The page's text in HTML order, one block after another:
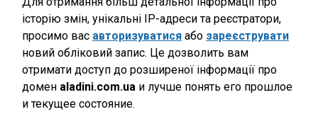
історію змін, унікальні IP-адреси та реєстратори,
просимо вас авторизуватися або зареєструвати
новий обліковий запис. Це дозволить вам
отримати доступ до розширеної інформації про
домен aladini.com.ua и лучше понять его прошлое
и текущее состояние.